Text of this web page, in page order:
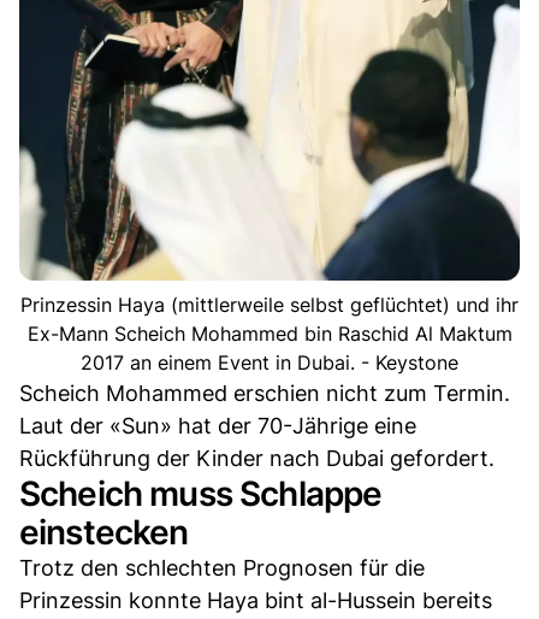
Prinzessin Haya (mittlerweile selbst geflüchtet) und ihr
Ex-Mann Scheich Mohammed bin Raschid Al Maktum
2017 an einem Event in Dubai. - Keystone
Scheich Mohammed erschien nicht zum Termin.
Laut der «Sun» hat der 70-Jährige eine
Rückführung der Kinder nach Dubai gefordert.
Scheich muss Schlappe
einstecken
Trotz den schlechten Prognosen für die
Prinzessin konnte Haya bint al-Hussein bereits